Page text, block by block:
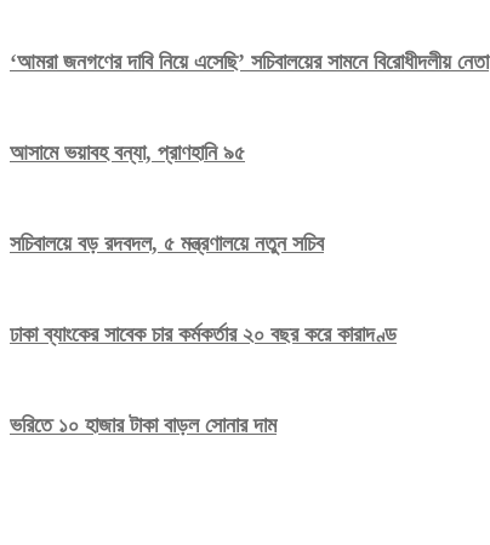
‘আমরা জনগণের দাবি নিয়ে এসেছি’ সচিবালয়ের সামনে বিরোধীদলীয় নেতা
আসামে ভয়াবহ বন্যা, প্রাণহানি ৯৫
সচিবালয়ে বড় রদবদল, ৫ মন্ত্রণালয়ে নতুন সচিব
ঢাকা ব্যাংকের সাবেক চার কর্মকর্তার ২০ বছর করে কারাদণ্ড
ভরিতে ১০ হাজার টাকা বাড়ল সোনার দাম